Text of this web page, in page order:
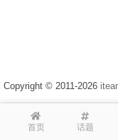
首页 话题
Copyright © 2011-2026
浙